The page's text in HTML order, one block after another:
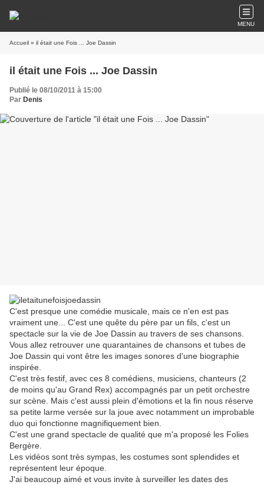
MENU
Accueil » il était une Fois ... Joe Dassin
il était une Fois ... Joe Dassin
Publié le 08/10/2011 à 15:00
Par Denis
C'est presque une comédie musicale, mais ce n'en est pas
vraiment une... C'est une quête du père par un fils, c'est un
spectacle sur la vie de Joe Dassin au travers de ses chansons.
Vous allez retrouver une quarantaines de chansons et tubes de
Joe Dassin qui vont être les images sonores d'une biographie
inspirée.
C'est très festif, avec ces 8 comédiens, musiciens, chanteurs (2
de moins qu'au Grand Rex) accompagnés par un petit orchestre
sur scène. Mais c'est aussi plein d'émotions et la fin nous réserve
sa petite larme versée sur la joue avec notamment un improbable
duo qui fonctionne magnifiquement bien.
C'est une grand spectacle de qualité que m'a proposé les Folies
Bergère.
Les vidéos sont très sympas, les costumes sont splendides et
représentent leur époque.
J'ai beaucoup aimé et vous invite à surveiller les dates des